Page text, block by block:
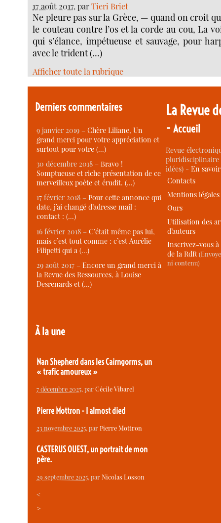
17 août 2017, parTieri Briet
Ne pleure pas sur la Grèce, — quand on croit
le couteau contre l’os et la corde au cou, La
qui s’élance, impétueuse et sauvage, pour
avec le trident (…)
Afficher toute la rubrique
Derniers commentaires
9 janvier 2019 –Chère Liliane, Un
grand merci pour votre appréciation et
surtout pour votre (…)
30 décembre 2018 –Bravo !
Somptueuse et riche présentation de ce
merveilleux poète et érudit. (…)
17 février 2018 –Pour cette annonce qui
date, j’ai changé d’adresse mail :
contact : (…)
16 février 2018 –C’était même pas lui,
mais c’est tout comme : c’est Aurélie
Filipetti qui a (…)
29 août 2017 –Encore un grand merci à
la Revue des Ressources, à Louise
Desrenards et (…)
À la une
Nan Shepherd dans les Cairngorms, un
« trafic amoureux »
7 décembre 2025, parCécile Vibarel
Pierre Mottron - I almost died
23 novembre 2025, parPierre Mottron
CASTERUS OUEST, un portrait de mon
père.
29 septembre 2025, parNicolas Losson
<
>
La Revue
-Accueil
Revue
idées) -En
Contacts
Mentions légales
Ours
Utilisation des
d’auteurs
Inscrivez-vous
de la RdR
ni contenu)